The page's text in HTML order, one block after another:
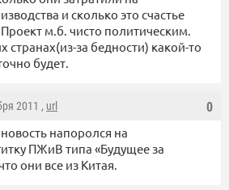
и сколько это счастье
Проект м.б. чисто политическим.
странах(из-за бедности) какой-то
будет.
0
2011 , url
напоролся на
ПЖиВ типа «Будущее за
они все из Китая.